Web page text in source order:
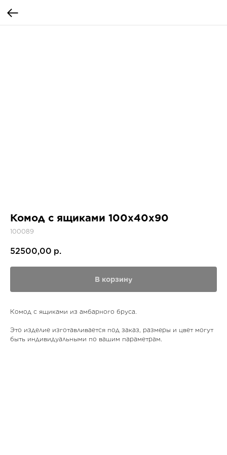
Комод с ящиками 100х40x90
100089
52500,00 р.
В корзину
Комод с ящиками из амбарного бруса.
Это изделие изготавливается под заказ, размеры и цвет могут
быть индивидуальными по вашим параметрам.